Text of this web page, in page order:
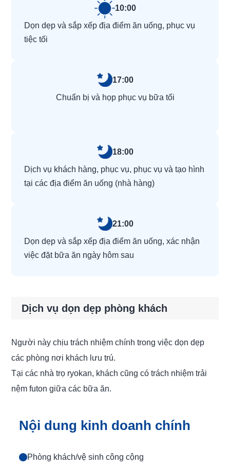
10:00
Dọn dẹp và sắp xếp địa điểm ăn uống, phục vụ
tiệc tối
17:00
Chuẩn bị và họp phục vụ bữa tối
18:00
Dịch vụ khách hàng, phục vụ, phục vụ và tạo hình
tại các địa điểm ăn uống (nhà hàng)
21:00
Dọn dẹp và sắp xếp địa điểm ăn uống, xác nhận
việc đặt bữa ăn ngày hôm sau
Dịch vụ dọn dẹp phòng khách
Người này chịu trách nhiệm chính trong việc dọn dẹp
các phòng nơi khách lưu trú.
Tại các nhà trọ ryokan, khách cũng có trách nhiệm trải
nệm futon giữa các bữa ăn.
Nội dung kinh doanh chính
Phòng khách/vệ sinh công cộng